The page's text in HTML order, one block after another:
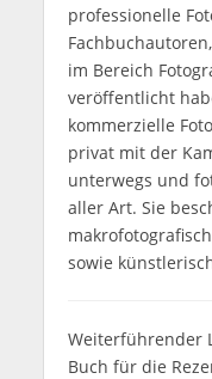
professionelle
im Bereich
veröffentlicht
kommerzielle
privat mit der
unterwegs und
aller Art. Sie
sowie
Weiterführender
Buch für die